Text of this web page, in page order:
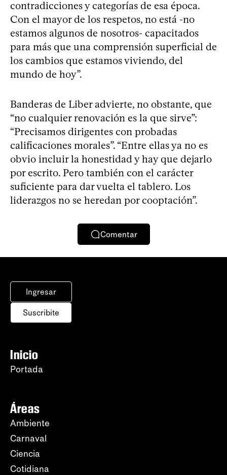
contradicciones y categorías de esa época.
Con el mayor de los respetos, no está -no
estamos algunos de nosotros- capacitados
para más que una comprensión superficial de
los cambios que estamos viviendo, del
mundo de hoy”.
Banderas de Liber advierte, no obstante, que
“no cualquier renovación es la que sirve”:
“Precisamos dirigentes con probadas
calificaciones morales”. “Entre ellas ya no es
obvio incluir la honestidad y hay que dejarlo
por escrito. Pero también con el carácter
suficiente para dar vuelta el tablero. Los
liderazgos no se heredan por cooptación”.
Comentar
Ingresar
Suscribite
Inicio
Portada
Áreas
Ambiente
Carnaval
Ciencia
Cotidiana